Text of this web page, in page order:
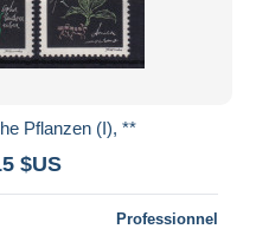
Pflanzen (I), **
$US
Professionnel